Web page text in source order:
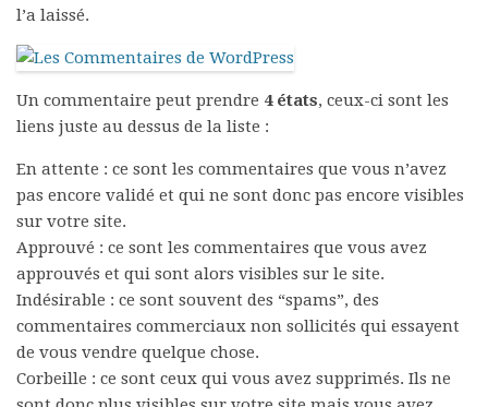
l’a laissé.
Un commentaire peut prendre 4 états, ceux-ci sont les
liens juste au dessus de la liste :
En attente : ce sont les commentaires que vous n’avez
pas encore validé et qui ne sont donc pas encore visibles
sur votre site.
Approuvé : ce sont les commentaires que vous avez
approuvés et qui sont alors visibles sur le site.
Indésirable : ce sont souvent des “spams”, des
commentaires commerciaux non sollicités qui essayent
de vous vendre quelque chose.
Corbeille : ce sont ceux qui vous avez supprimés. Ils ne